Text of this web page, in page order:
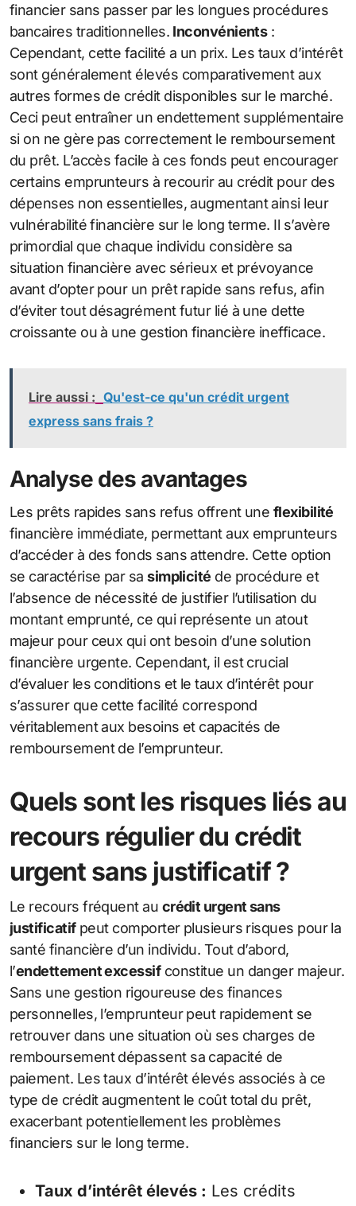
financier sans passer par les longues procédures
bancaires traditionnelles. Inconvénients:
Cependant, cette facilité a un prix. Les taux d’intérêt
sont généralement élevés comparativement aux
autres formes de crédit disponibles sur le marché.
Ceci peut entraîner un endettement supplémentaire
si on ne gère pas correctement le remboursement
du prêt. L’accès facile à ces fonds peut encourager
certains emprunteurs à recourir au crédit pour des
dépenses non essentielles, augmentant ainsi leur
vulnérabilité financière sur le long terme. Il s’avère
primordial que chaque individu considère sa
situation financière avec sérieux et prévoyance
avant d’opter pour un prêt rapide sans refus, afin
d’éviter tout désagrément futur lié à une dette
croissante ou à une gestion financière inefficace.
Lire aussi : Qu'est-ce qu'un crédit urgent
express sans frais ?
Analyse des avantages
Les prêts rapides sans refus offrent une flexibilité
financière immédiate, permettant aux emprunteurs
d’accéder à des fonds sans attendre. Cette option
se caractérise par sasimplicité de procédure et
l’absence de nécessité de justifier l’utilisation du
montant emprunté, ce qui représente un atout
majeur pour ceux qui ont besoin d’une solution
financière urgente. Cependant, il est crucial
d’évaluer les conditions et le taux d’intérêt pour
s’assurer que cette facilité correspond
véritablement aux besoins et capacités de
remboursement de l’emprunteur.
Quels sont les risques liés au
recours régulier du crédit
urgent sans justificatif ?
Le recours fréquent au crédit urgent sans
justificatifpeut comporter plusieurs risques pour la
santé financière d’un individu. Tout d’abord,
l’endettement excessifconstitue un danger majeur.
Sans une gestion rigoureuse des finances
personnelles, l’emprunteur peut rapidement se
retrouver dans une situation où ses charges de
remboursement dépassent sa capacité de
paiement. Les taux d’intérêt élevés associés à ce
type de crédit augmentent le coût total du prêt,
exacerbant potentiellement les problèmes
financiers sur le long terme.
Taux d’intérêt élevés : Les crédits